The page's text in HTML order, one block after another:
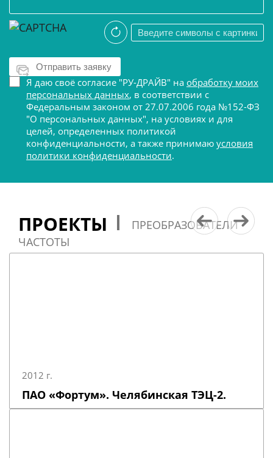
Я даю своё согласие "РУ-ДРАЙВ" на обработку моих
персональных данных, в соответствии с
Федеральным законом от 27.07.2006 года №152-ФЗ
"О персональных данных", на условиях и для
целей, определенных политикой
конфиденциальности, а также принимаю условия
политики конфиденциальности.
ПРОЕКТЫ
ПРЕОБРАЗОВАТЕЛИ
ЧАСТОТЫ
2012 г.
ПАО «Фортум». Челябинская ТЭЦ-2.